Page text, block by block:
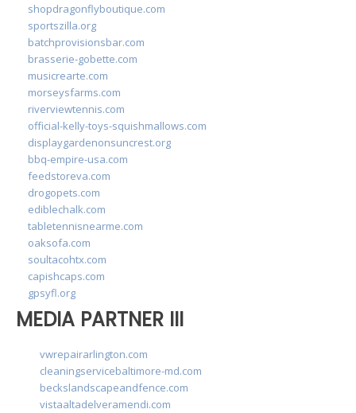
shopdragonflyboutique.com
sportszilla.org
batchprovisionsbar.com
brasserie-gobette.com
musicrearte.com
morseysfarms.com
riverviewtennis.com
official-kelly-toys-squishmallows.com
displaygardenonsuncrest.org
bbq-empire-usa.com
feedstoreva.com
drogopets.com
ediblechalk.com
tabletennisnearme.com
oaksofa.com
soultacohtx.com
capishcaps.com
gpsyfl.org
MEDIA PARTNER III
vwrepairarlington.com
cleaningservicebaltimore-md.com
beckslandscapeandfence.com
vistaaltadelveramendi.com